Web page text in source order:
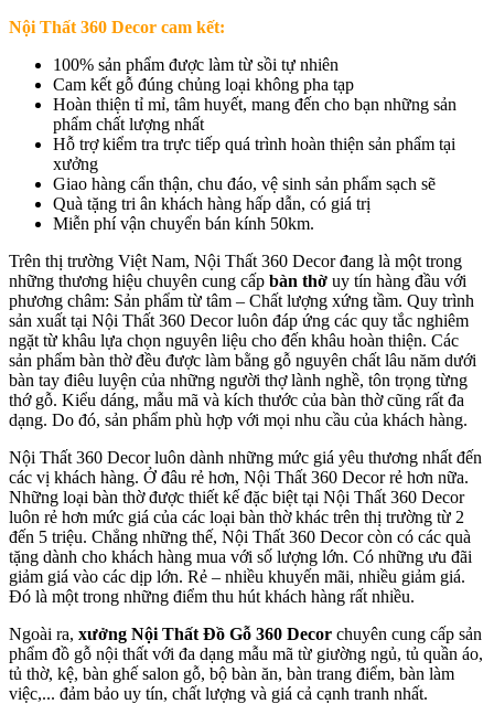
Nội Thất 360 Decor cam kết:
100% sản phẩm được làm từ sồi tự nhiên
Cam kết gỗ đúng chủng loại không pha tạp
Hoàn thiện tỉ mỉ, tâm huyết, mang đến cho bạn những sản
phẩm chất lượng nhất
Hỗ trợ kiểm tra trực tiếp quá trình hoàn thiện sản phẩm tại
xưởng
Giao hàng cẩn thận, chu đáo, vệ sinh sản phẩm sạch sẽ
Quà tặng tri ân khách hàng hấp dẫn, có giá trị
Miễn phí vận chuyển bán kính 50km.
Trên thị trường Việt Nam, Nội Thất 360 Decor đang là một trong
những thương hiệu chuyên cung cấp bàn thờ uy tín hàng đầu với
phương châm: Sản phẩm từ tâm – Chất lượng xứng tầm. Quy trình
sản xuất tại Nội Thất 360 Decor luôn đáp ứng các quy tắc nghiêm
ngặt từ khâu lựa chọn nguyên liệu cho đến khâu hoàn thiện. Các
sản phẩm bàn thờ đều được làm bằng gỗ nguyên chất lâu năm dưới
bàn tay điêu luyện của những người thợ lành nghề, tôn trọng từng
thớ gỗ. Kiểu dáng, mẫu mã và kích thước của bàn thờ cũng rất đa
dạng. Do đó, sản phẩm phù hợp với mọi nhu cầu của khách hàng.
Nội Thất 360 Decor luôn dành những mức giá yêu thương nhất đến
các vị khách hàng. Ở đâu rẻ hơn, Nội Thất 360 Decor rẻ hơn nữa.
Những loại bàn thờ được thiết kế đặc biệt tại Nội Thất 360 Decor
luôn rẻ hơn mức giá của các loại bàn thờ khác trên thị trường từ 2
đến 5 triệu. Chẳng những thế, Nội Thất 360 Decor còn có các quà
tặng dành cho khách hàng mua với số lượng lớn. Có những ưu đãi
giảm giá vào các dịp lớn. Rẻ – nhiều khuyến mãi, nhiều giảm giá.
Đó là một trong những điểm thu hút khách hàng rất nhiều.
Ngoài ra, xưởng Nội Thất Đồ Gỗ 360 Decor chuyên cung cấp sản
phẩm đồ gỗ nội thất với đa dạng mẫu mã từ giường ngủ, tủ quần áo,
tủ thờ, kệ, bàn ghế salon gỗ, bộ bàn ăn, bàn trang điểm, bàn làm
việc,... đảm bảo uy tín, chất lượng và giá cả cạnh tranh nhất.